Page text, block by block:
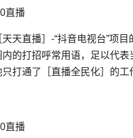
直播
天直播］-“抖音电视台”项
的打招呼常用语，足以代
打通了［直播全民化］的工
直播